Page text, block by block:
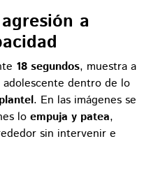
a
18 segundos, muestra a
dentro de lo
. En las imágenes se
lo empuja y patea,
sin intervenir e